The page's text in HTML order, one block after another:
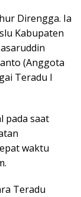
Direngga. Ia
Kabupaten
(Anggota
Teradu I
pada saat
waktu
Teradu